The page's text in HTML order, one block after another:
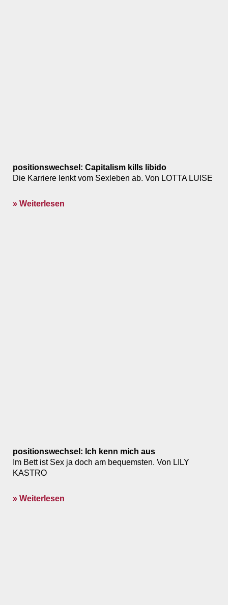
positionswechsel: Capitalism kills libido
Die Karriere lenkt vom Sexleben ab. Von LOTTA LUISE
» Weiterlesen
positionswechsel: Ich kenn mich aus
Im Bett ist Sex ja doch am bequemsten. Von LILY
KASTRO
» Weiterlesen